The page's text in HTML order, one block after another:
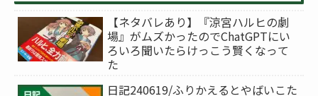
【ネタバレあり】『涼宮ハルヒの劇
場』がムズかったのでChatGPTにい
ろいろ聞いたらけっこう賢くなって
た
日記240619/ふりかえるとやばいこた